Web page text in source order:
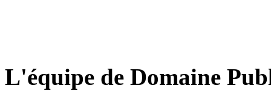
L'équipe de Domaine